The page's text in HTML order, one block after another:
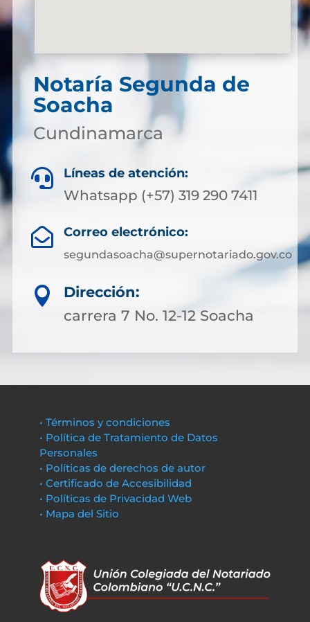
Notaría Segunda de
Soacha
Cundinamarca
 Líneas de atención:
Whatsapp (+57) 319 290 7411
 Correo electrónico:
segundasoacha@supernotariado.gov.co

Dirección:
carrera 7 No. 12-12 Soacha
• Términos y condiciones
• Política de Tratamiento de Datos
Personales
• Políticas de derechos de autor
• Certificado de Accesibilidad
• Políticas de Privacidad Web
• Mapa del Sitio